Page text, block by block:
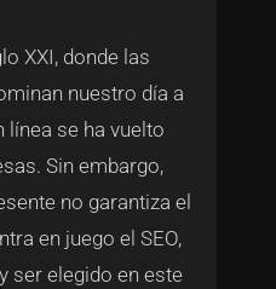
XXI, donde las
nuestro día a
línea se ha vuelto
Sin embargo,
no garantiza el
en juego el SEO,
ser elegido en este